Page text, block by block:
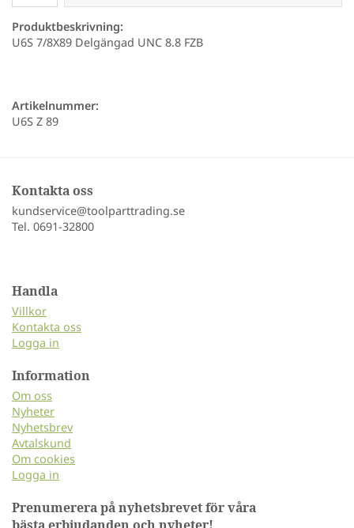
Produktbeskrivning:
U6S 7/8X89 Delgängad UNC 8.8 FZB
Artikelnummer:
U6S Z 89
Kontakta oss
kundservice@toolparttrading.se
Tel. 0691-32800
Handla
Villkor
Kontakta oss
Logga in
Information
Om oss
Nyheter
Nyhetsbrev
Avtalskund
Om cookies
Logga in
Prenumerera på nyhetsbrevet för våra